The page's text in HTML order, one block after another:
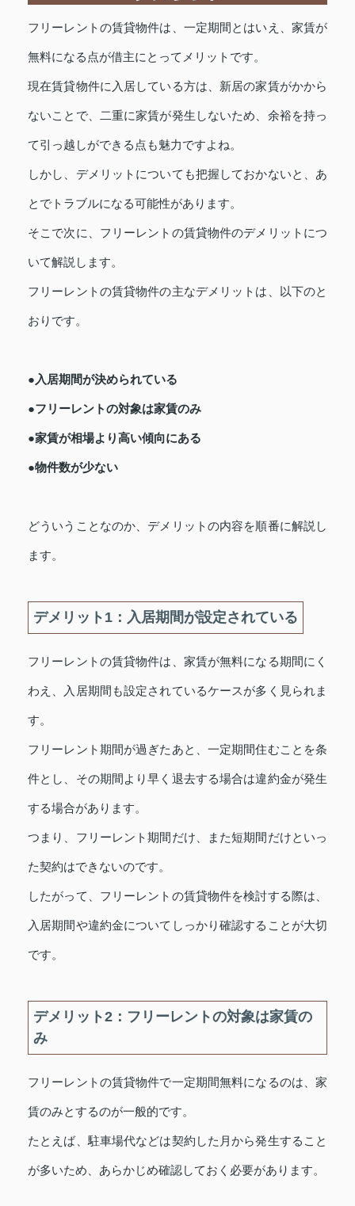
フリーレントの賃貸物件は、一定期間とはいえ、家賃が
無料になる点が借主にとってメリットです。
現在賃貸物件に入居している方は、新居の家賃がかから
ないことで、二重に家賃が発生しないため、余裕を持っ
て引っ越しができる点も魅力ですよね。
しかし、デメリットについても把握しておかないと、あ
とでトラブルになる可能性があります。
そこで次に、フリーレントの賃貸物件のデメリットにつ
いて解説します。
フリーレントの賃貸物件の主なデメリットは、以下のと
おりです。
●入居期間が決められている
●フリーレントの対象は家賃のみ
●家賃が相場より高い傾向にある
●物件数が少ない
どういうことなのか、デメリットの内容を順番に解説し
ます。
デメリット1：入居期間が設定されている
フリーレントの賃貸物件は、家賃が無料になる期間にく
わえ、入居期間も設定されているケースが多く見られま
す。
フリーレント期間が過ぎたあと、一定期間住むことを条
件とし、その期間より早く退去する場合は違約金が発生
する場合があります。
つまり、フリーレント期間だけ、また短期間だけといっ
た契約はできないのです。
したがって、フリーレントの賃貸物件を検討する際は、
入居期間や違約金についてしっかり確認することが大切
です。
デメリット2：フリーレントの対象は家賃の
み
フリーレントの賃貸物件で一定期間無料になるのは、家
賃のみとするのが一般的です。
たとえば、駐車場代などは契約した月から発生すること
が多いため、あらかじめ確認しておく必要があります。